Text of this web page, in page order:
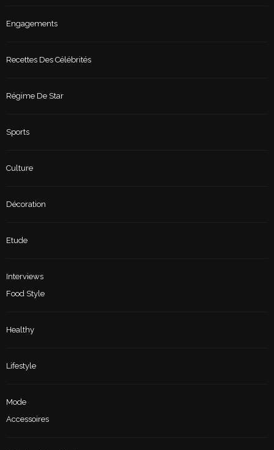
Engagements
Recettes Des Célébrités
Régime De Star
Sports
Culture
Décoration
Etude
Interviews
Food Style
Healthy
Lifestyle
Mode
Accessoires